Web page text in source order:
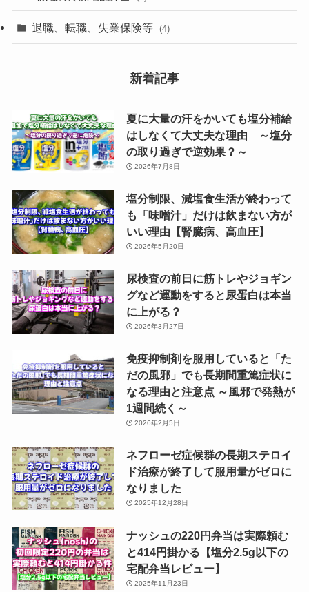
退職、転職、失業保険等 (4)
新着記事
夏に大量の汗をかいても塩分補給
はしなくて大丈夫な理由 ～塩分
の取り過ぎで逆効果？～
2026年7月8日
塩分制限、減塩食生活が終わって
も「味噌汁」だけは飲まない方が
いい理由【腎臓病、高血圧】
2026年5月20日
尿検査の前日に筋トレやジョギン
グなど運動をすると尿蛋白は本当
に上がる？
2026年3月27日
免疫抑制剤を服用していると「た
だの風邪」でも長期間重篤症状に
なる理由と注意点 ～風邪で発熱が
1週間続く～
2026年2月5日
ネフローゼ症候群の長期ステロイ
ド治療が終了して服用量がゼロに
なりました
2025年12月28日
ナッシュの220円弁当は実際頼む
と414円掛かる【塩分2.5g以下の
宅配弁当レビュー】
2025年11月23日